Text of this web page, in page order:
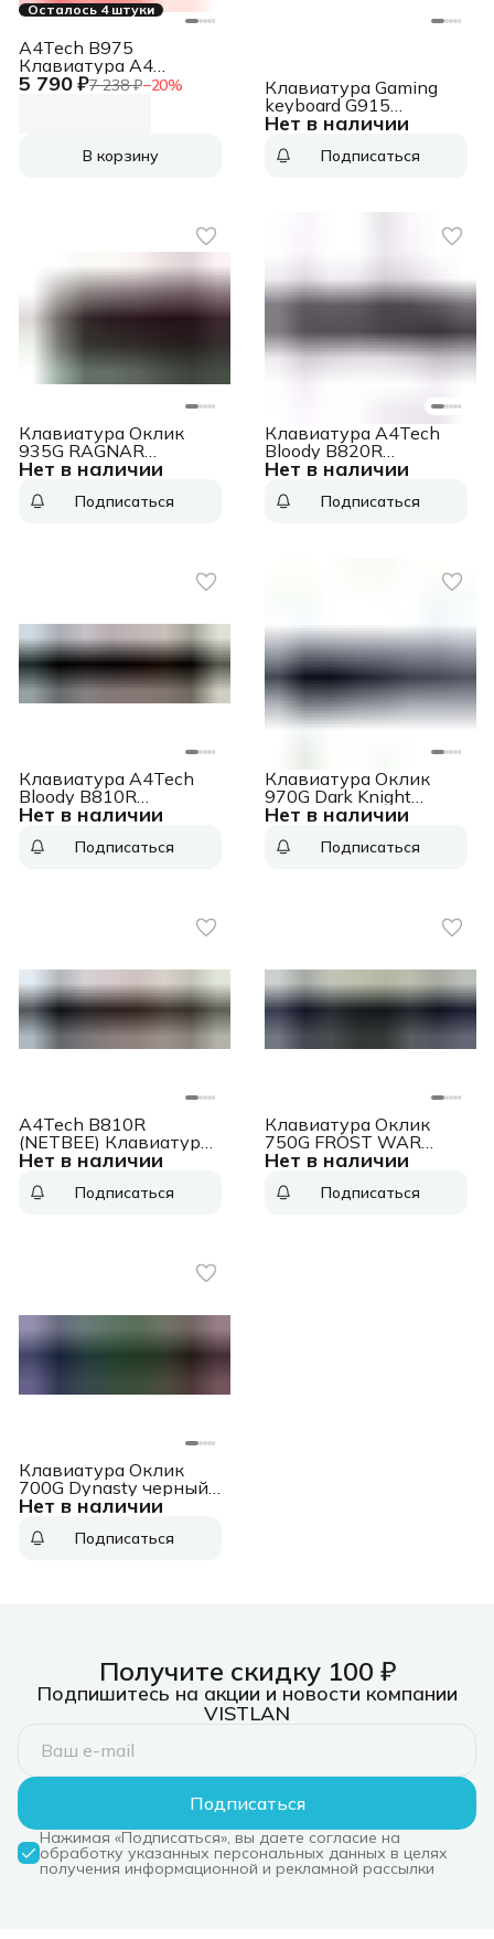
Осталось 4 штуки
5 790 ₽7 238 ₽−20%
A4Tech B975
Клавиатура A4
механическая черный
В корзину
Нет в наличии
Клавиатура Gaming
keyboard G915
LIGHTSPEED Gaming
LIGHTSPEED
Подписаться
Нет в наличии
Клавиатура Оклик
935G RAGNAR
механическая черный
gamer LED (подставка
Подписаться
Нет в наличии
Клавиатура A4Tech
Bloody B820R
механическая черный
(B820R BLACK (RED
Подписаться
Нет в наличии
Клавиатура A4Tech
Bloody B810R
Battlefield
USB Multimedia for
Подписаться
Нет в наличии
Клавиатура Оклик
970G Dark Knight
механическая черный/
gamer LEDПодписаться
Нет в наличии
A4Tech B810R
(NETBEE) Клавиатура
Bloody B810R NetBee
черныйПодписаться
Нет в наличии
Клавиатура Оклик
750G FROST WAR
черный/черный USB
(337452)Подписаться
Нет в наличии
Клавиатура Оклик
700G Dynasty черный
USB Multimedia for
Подписаться
Получите скидку 100 ₽
Подпишитесь на акции и новости компании
VISTLAN
Подписаться
Нажимая «Подписаться», вы даете согласие на
обработку указанных персональных данных в целях
получения информационной и рекламной рассылки